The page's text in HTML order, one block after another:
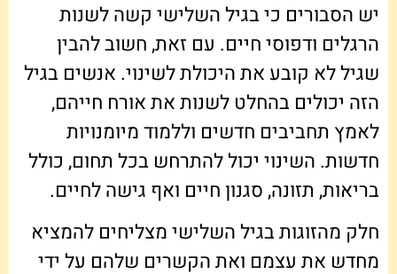
יש הסבורים כי בגיל השלישי קשה לשנות
הרגלים ודפוסי חיים. עם זאת, חשוב להבין
שגיל לא קובע את היכולת לשינוי. אנשים בגיל
הזה יכולים בהחלט לשנות את אורח חייהם,
לאמץ תחביבים חדשים וללמוד מיומנויות
חדשות. השינוי יכול להתרחש בכל תחום, כולל
בריאות, תזונה, סגנון חיים ואף גישה לחיים.
חלק מהזוגות בגיל השלישי מצליחים להמציא
מחדש את עצמם ואת הקשרים שלהם על ידי